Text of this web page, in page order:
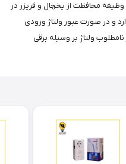
محافظت از یخچال و فریزر در
و در صورت عبور ولتاژ ورودی
نامطلوب ولتاژ بر وسیله برقی